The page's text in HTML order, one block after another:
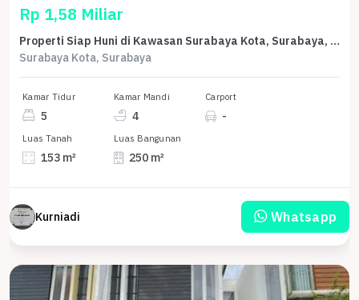
Rp 1,58 Miliar
Properti Siap Huni di Kawasan Surabaya Kota, Surabaya, LT 153m²
Surabaya Kota, Surabaya
Kamar Tidur
5
Kamar Mandi
4
Carport
-
Luas Tanah
153 m²
Luas Bangunan
250 m²
Kurniadi Whatsapp